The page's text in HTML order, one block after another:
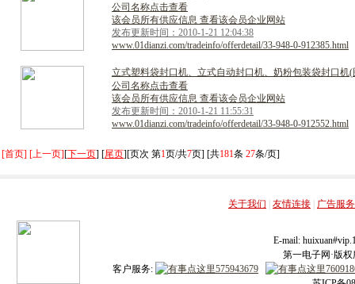
公司名称点击查看
该会员所有供应信息 查看该会员企业网站
发布更新时间：2010-1-21 12:04:38
www.01dianzi.com/tradeinfo/offerdetail/33-948-0-912385.html
立式塑料袋封口机、 立式自动封口机、 奶粉包装袋封口机(
公司名称点击查看
该会员所有供应信息 查看该会员企业网站
发布更新时间：2010-1-21 11:55:31
www.01dianzi.com/tradeinfo/offerdetail/33-948-0-912552.html
[首页] [上一页][下一页] [尾页][页次 第1页/共7页] [共181条 27条/页]
关于我们 友情连接 广告服务
E-mail:
第一电子网·版权
客户服务: